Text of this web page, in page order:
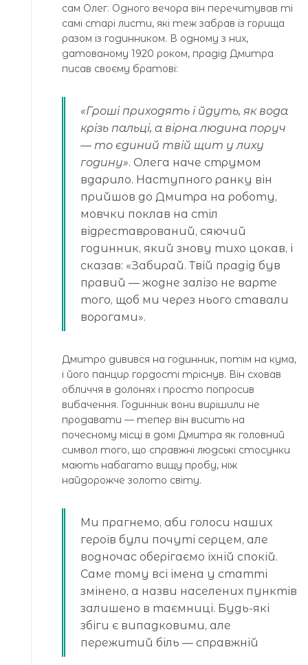
сам Олег. Одного вечора він перечитував ті
самі старі листи, які теж забрав із горища
разом із годинником. В одному з них,
датованому 1920 роком, прадід Дмитра
писав своєму братові:
«Гроші приходять і йдуть, як вода
крізь пальці, а вірна людина поруч
— то єдиний твій щит у лиху
годину». Олега наче струмом
вдарило. Наступного ранку він
прийшов до Дмитра на роботу,
мовчки поклав на стіл
відреставрований, сяючий
годинник, який знову тихо цокав, і
сказав: «Забирай. Твій прадід був
правий — жодне залізо не варте
того, щоб ми через нього ставали
ворогами».
Дмитро дивився на годинник, потім на кума,
і його панцир гордості тріснув. Він сховав
обличчя в долонях і просто попросив
вибачення. Годинник вони вирішили не
продавати — тепер він висить на
почесному місці в домі Дмитра як головний
символ того, що справжні людські стосунки
мають набагато вищу пробу, ніж
найдорожче золото світу.
Ми прагнемо, аби голоси наших
героїв були почуті серцем, але
водночас оберігаємо їхній спокій.
Саме тому всі імена у статті
змінено, а назви населених пунктів
залишено в таємниці. Будь-які
збіги є випадковими, але
пережитий біль — справжній